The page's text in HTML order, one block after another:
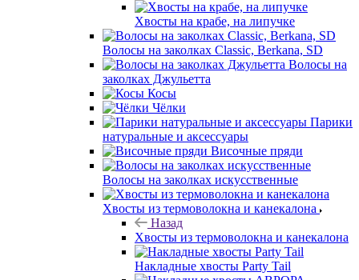
Хвосты на крабе, на липучке
Волосы на заколках Classic, Berkana, SD
Волосы на
заколках Джульетта
Косы
Чёлки
Парики
натуральные и аксессуары
Височные пряди
Волосы на заколках искусственные
Хвосты из термоволокна и канекалона
Назад
Хвосты из термоволокна и канекалона
Накладные хвосты Party Tail